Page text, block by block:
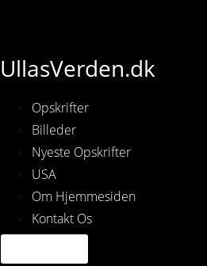
UllasVerden.dk
Opskrifter
Billeder
Nyeste Opskrifter
USA
Om Hjemmesiden
Kontakt Os